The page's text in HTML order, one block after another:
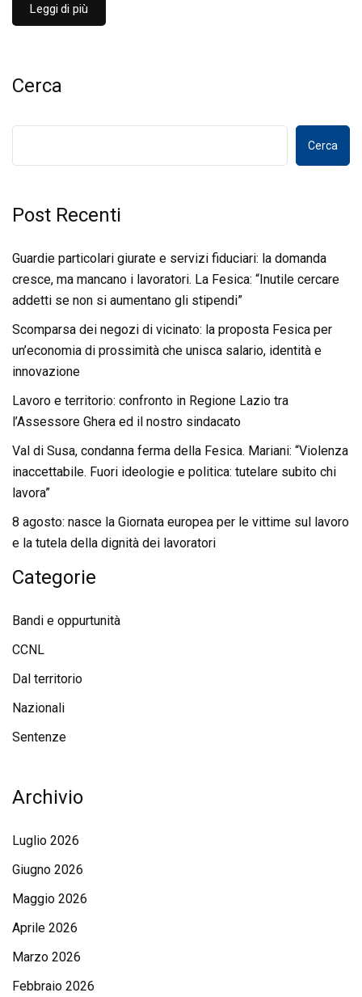
Leggi di più
Cerca
Cerca
Post Recenti
Guardie particolari giurate e servizi fiduciari: la domanda
cresce, ma mancano i lavoratori. La Fesica: “Inutile cercare
addetti se non si aumentano gli stipendi”
Scomparsa dei negozi di vicinato: la proposta Fesica per
un’economia di prossimità che unisca salario, identità e
innovazione
Lavoro e territorio: confronto in Regione Lazio tra
l’Assessore Ghera ed il nostro sindacato
Val di Susa, condanna ferma della Fesica. Mariani: “Violenza
inaccettabile. Fuori ideologie e politica: tutelare subito chi
lavora”
8 agosto: nasce la Giornata europea per le vittime sul lavoro
e la tutela della dignità dei lavoratori
Categorie
Bandi e oppurtunità
CCNL
Dal territorio
Nazionali
Sentenze
Archivio
Luglio 2026
Giugno 2026
Maggio 2026
Aprile 2026
Marzo 2026
Febbraio 2026